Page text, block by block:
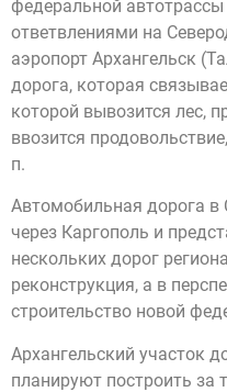
федеральной
ответвлениями на
аэропорт Архангельск
дорога, которая
которой вывозится лес,
ввозится
п.
Автомобильная дорога в
через Каргополь и
нескольких дорог
реконструкция, а в
строительство новой
Архангельский участок
планируют построить за